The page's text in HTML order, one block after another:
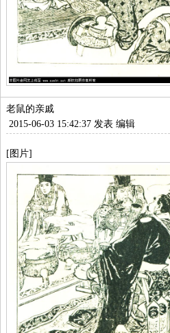
老鼠的亲戚
2015-06-03 15:42:37 发表 编辑
[图片]